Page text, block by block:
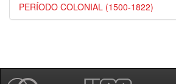
PERÍODO COLONIAL (1500-1822)